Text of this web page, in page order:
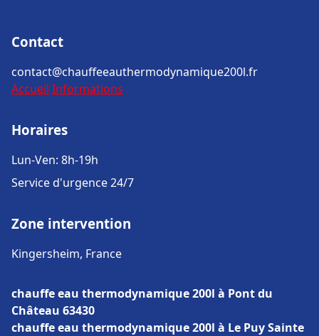
Contact
contact@chauffeeauthermodynamique200l.fr
Accueil Informations
Horaires
Lun-Ven: 8h-19h
Service d'urgence 24/7
Zone intervention
Kingersheim, France
chauffe eau thermodynamique 200l à Pont du
Château 63430
chauffe eau thermodynamique 200l à Le Puy Sainte